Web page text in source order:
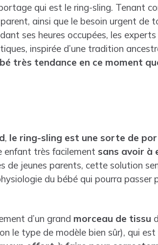
qui est le ring-sling. Tenant
ainsi que le besoin urgent de
ses heures occupées, les experts
inspirée d’une tradition
très tendance en ce moment
, le ring-sling est une sorte de
très facilement sans avoir à
de jeunes parents, cette solution
du bébé qui pourra passer
d’un grand morceau de tissu
le type de modèle bien sûr), qui